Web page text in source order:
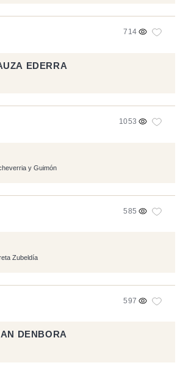
714
EDERRA
1053
y Guimón
585
Zubeldía
597
DENBORA